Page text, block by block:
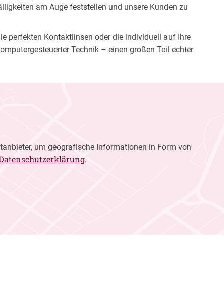
am Auge feststellen und unsere Kunden zu
perfekten Kontaktlinsen oder die individuell auf Ihre
Technik – einen großen Teil echter
um geografische Informationen in Form von
.